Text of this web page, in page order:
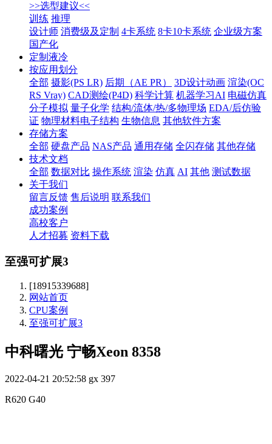
>>选型建议<<
训练 推理
设计师 消费级及定制 4卡系统 8卡10卡系统 企业级方案
国产化
定制液冷
按应用划分
全部 摄影(PS LR) 后期（AE PR） 3D设计动画 渲染(OC
RS Vray) CAD测绘(P4D) 科学计算 机器学习AI 电磁仿真
分子模拟 量子化学 结构/流体/热/多物理场 EDA/后仿验
证 物理材料电子结构 生物信息 其他软件方案
存储方案
全部 硬盘产品 NAS产品 通用存储 全闪存储 其他存储
技术文档
全部 数据对比 操作系统 渲染 仿真 AI 其他 测试数据
关于我们
留言反馈 售后说明 联系我们
成功案例
高校客户
人才招募 资料下载
至强可扩展3
[18915339688]
网站首页
CPU案例
至强可扩展3
中科曙光 宁畅Xeon 8358
2022-04-21 20:52:58 gx 397
R620 G40